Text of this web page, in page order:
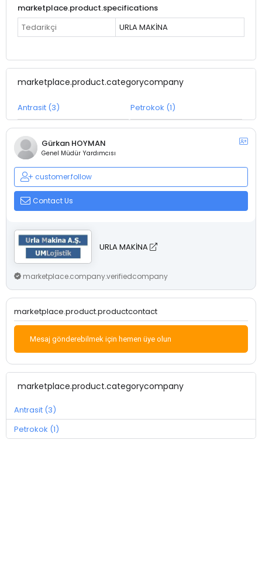
marketplace.product.specifications
Tedarikçi
URLA MAKİNA
marketplace.product.categorycompany
Antrasit (3) Petrokok (1)
Gürkan HOYMAN
Genel Müdür Yardımcısı
customer.follow
Contact Us
URLA MAKİNA
marketplace.company.verifiedcompany
marketplace.product.productcontact
Mesaj gönderebilmek için hemen üye olun
marketplace.product.categorycompany
Antrasit (3)
Petrokok (1)